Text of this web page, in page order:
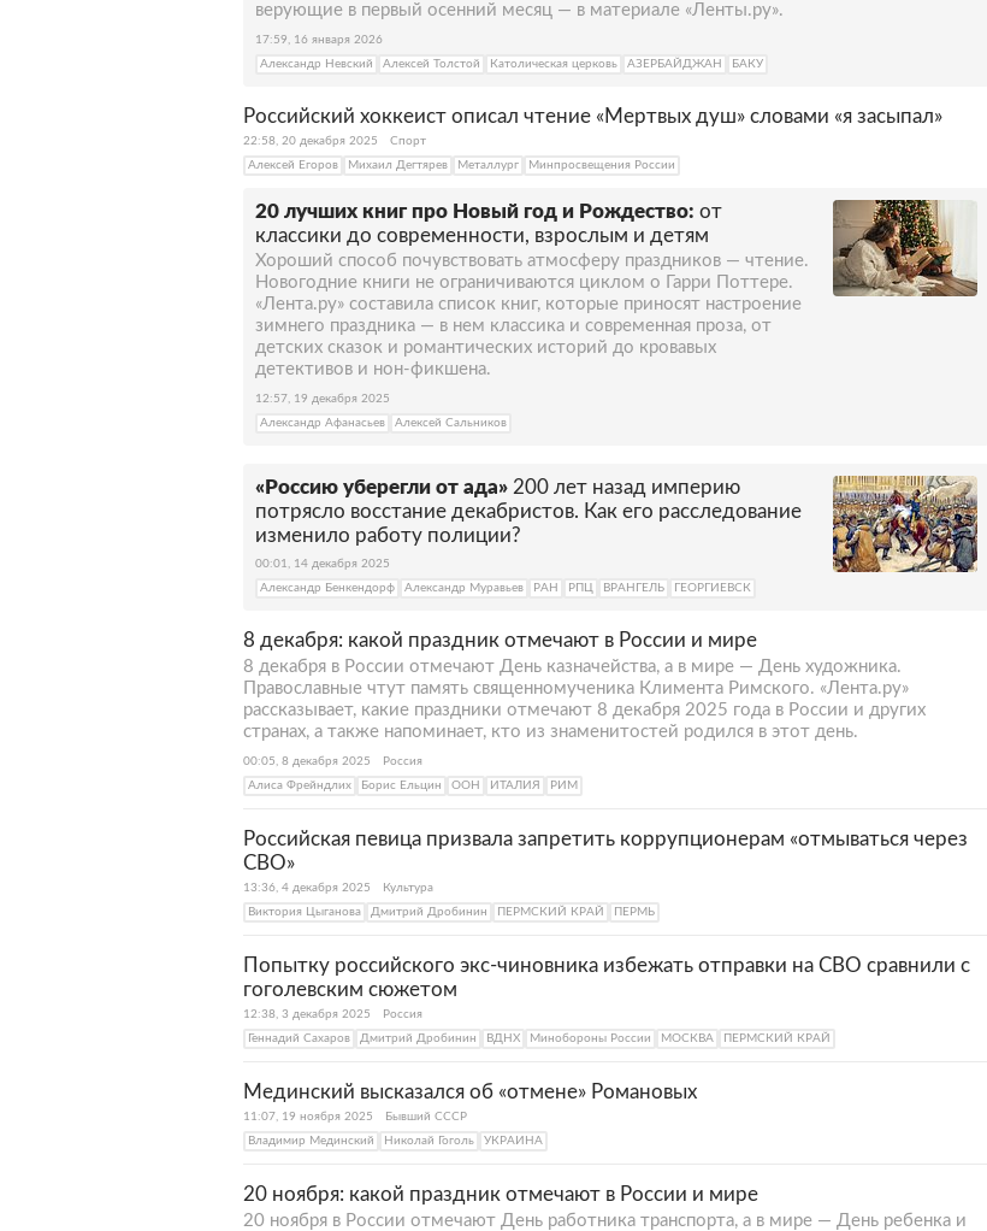
верующие в первый осенний месяц — в материале «‎Ленты.ру».
17:59, 16 января 2026
Александр Невский
Алексей Толстой Католическая церковь АЗЕРБАЙДЖАН БАКУ
Российский хоккеист описал чтение «Мертвых душ» словами «я засыпал»
22:58, 20 декабря 2025
Спорт
Алексей Егоров
Михаил Дегтярев Металлург Минпросвещения России
20 лучших книг про Новый год и Рождество: от
классики до современности, взрослым и детям
Хороший способ почувствовать атмосферу праздников — чтение.
Новогодние книги не ограничиваются циклом о Гарри Поттере.
«Лента.ру» составила список книг, которые приносят настроение
зимнего праздника — в нем классика и современная проза, от
детских сказок и романтических историй до кровавых
детективов и нон-фикшена.
12:57, 19 декабря 2025
Александр Афанасьев
Алексей Сальников
«Россию уберегли от ада» 200 лет назад империю
потрясло восстание декабристов. Как его расследование
изменило работу полиции?
00:01, 14 декабря 2025
Александр Бенкендорф
Александр Муравьев РАН РПЦ ВРАНГЕЛЬ ГЕОРГИЕВСК
8 декабря: какой праздник отмечают в России и мире
8 декабря в России отмечают День казначейства, а в мире — День художника.
Православные чтут память священномученика Климента Римского. «Лента.ру»
рассказывает, какие праздники отмечают 8 декабря 2025 года в России и других
странах, а также напоминает, кто из знаменитостей родился в этот день.
00:05, 8 декабря 2025
Россия
Алиса Фрейндлих
Борис Ельцин ООН ИТАЛИЯ РИМ
Российская певица призвала запретить коррупционерам «отмываться через
СВО»
13:36, 4 декабря 2025
Культура
Виктория Цыганова
Дмитрий Дробинин ПЕРМСКИЙ КРАЙ ПЕРМЬ
Попытку российского экс-чиновника избежать отправки на СВО сравнили с
гоголевским сюжетом
12:38, 3 декабря 2025
Россия
Геннадий Сахаров
Дмитрий Дробинин ВДНХ Минобороны России МОСКВА ПЕРМСКИЙ КРАЙ
Мединский высказался об «отмене» Романовых
11:07, 19 ноября 2025
Бывший СССР
Владимир Мединский
Николай Гоголь УКРАИНА
20 ноября: какой праздник отмечают в России и мире
20 ноября в России отмечают День работника транспорта, а в мире — День ребенка и